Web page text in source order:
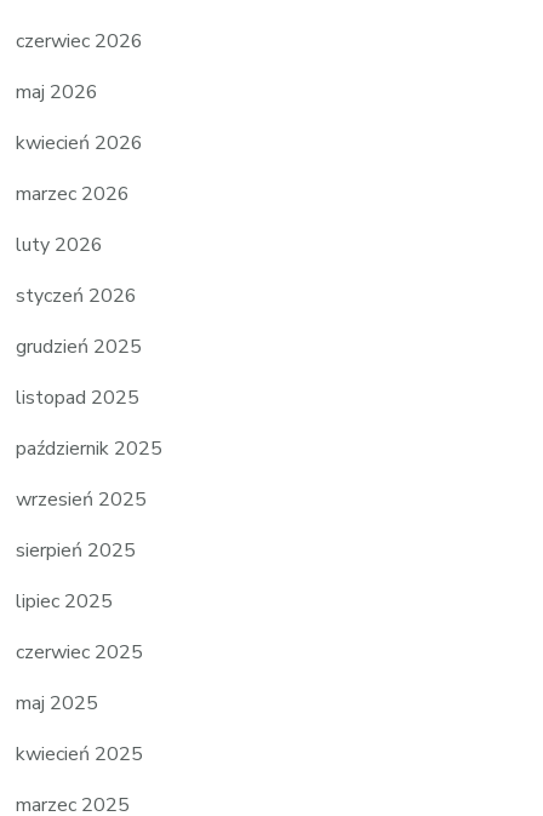
czerwiec 2026
maj 2026
kwiecień 2026
marzec 2026
luty 2026
styczeń 2026
grudzień 2025
listopad 2025
październik 2025
wrzesień 2025
sierpień 2025
lipiec 2025
czerwiec 2025
maj 2025
kwiecień 2025
marzec 2025